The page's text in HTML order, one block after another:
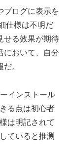
ブログに表示を
仕様は不明だ
せる效果が期待
において、自分
。
インストール
る点は初心者
は明記されて
ていると推测